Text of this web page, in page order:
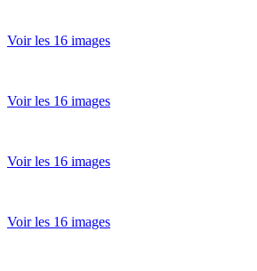
Voir les 16 images
Voir les 16 images
Voir les 16 images
Voir les 16 images